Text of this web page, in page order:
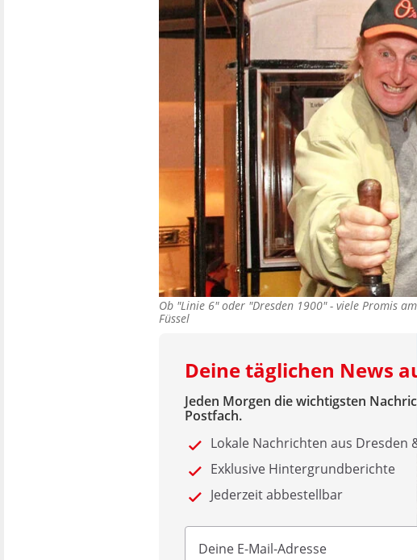
Ob "Linie 6" oder "Dresden 1900" - viele Promis
Füssel
Deine täglichen News
Jeden Morgen die wichtigsten
Postfach.
Lokale Nachrichten aus Dresden
Exklusive Hintergrundberichte
Jederzeit abbestellbar